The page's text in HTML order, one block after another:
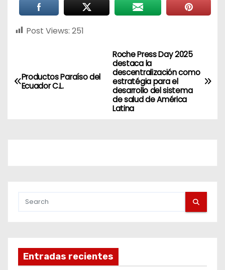
Post Views: 251
Roche Press Day 2025
destaca la
descentralización como
estratégia para el
desarrollo del sistema
de salud de América
Latina
Productos Paraíso del
Ecuador C.L.
Entradas recientes